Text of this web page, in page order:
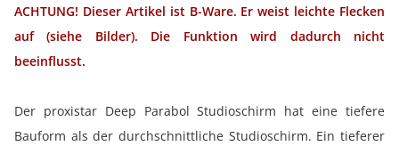
ACHTUNG! Dieser Artikel ist B-Ware. Er weist leichte Flecken
auf (siehe Bilder). Die Funktion wird dadurch nicht
beeinflusst.
Der proxistar Deep Parabol Studioschirm hat eine tiefere
Bauform als der durchschnittliche Studioschirm. Ein tieferer